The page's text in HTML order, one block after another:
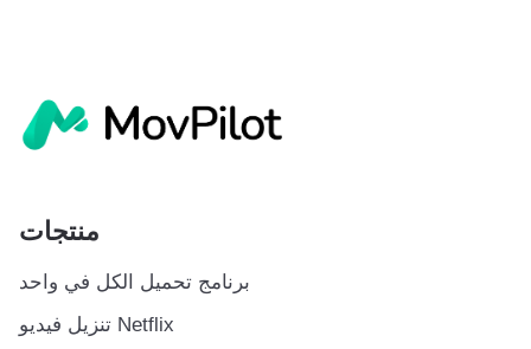
منتجات
برنامج تحميل الكل في واحد
تنزيل فيديو Netflix